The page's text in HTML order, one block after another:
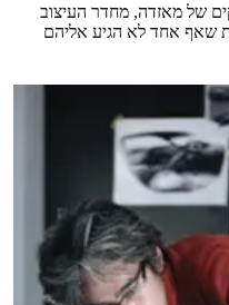
של מאזדה, מחדר העיצוב
שאף אחד לא הגיע אליהם